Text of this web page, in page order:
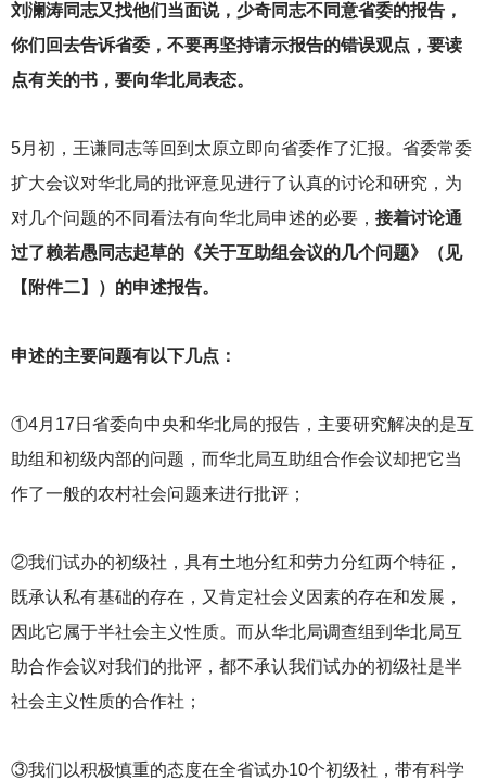
刘澜涛同志又找他们当面说，少奇同志不同意省委的报告，
你们回去告诉省委，不要再坚持请示报告的错误观点，要读
点有关的书，要向华北局表态。
5月初，王谦同志等回到太原立即向省委作了汇报。省委常委
扩大会议对华北局的批评意见进行了认真的讨论和研究，为
对几个问题的不同看法有向华北局申述的必要， 接着讨论通
过了赖若愚同志起草的《关于互助组会议的几个问题》（见
【附件二】）的申述报告。
申述的主要问题有以下几点：
①4月17日省委向中央和华北局的报告，主要研究解决的是互
助组和初级内部的问题，而华北局互助组合作会议却把它当
作了一般的农村社会问题来进行批评；
②我们试办的初级社，具有土地分红和劳力分红两个特征，
既承认私有基础的存在，又肯定社会义因素的存在和发展，
因此它属于半社会主义性质。而从华北局调查组到华北局互
助合作会议对我们的批评，都不承认我们试办的初级社是半
社会主义性质的合作社；
③我们以积极慎重的态度在全省试办10个初级社，带有科学